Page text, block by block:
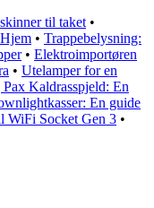
til taket •
• Trappebelysning:
• Elektroimportøren
• Utelamper for en
Kaldrasspjeld: En
En guide
WiFi Socket Gen 3 •